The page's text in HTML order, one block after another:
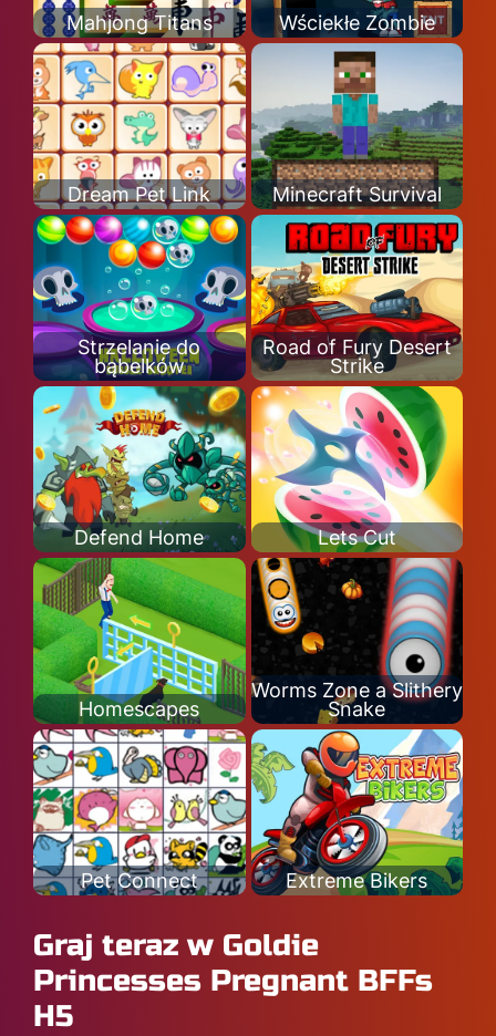
Mahjong Titans Wściekłe Zombie
Dream Pet Link Minecraft Survival
Strzelanie do
bąbelków
Road of Fury Desert
Strike
Defend Home Lets Cut
Homescapes
Worms Zone a Slithery
Snake
Pet Connect Extreme Bikers
Graj teraz w Goldie
Princesses Pregnant BFFs
H5